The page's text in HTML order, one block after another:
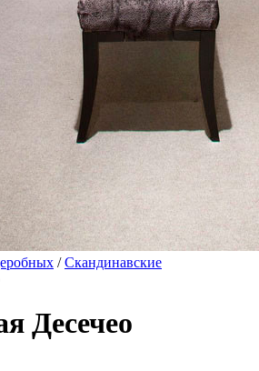
/Скандинавские
Десечео